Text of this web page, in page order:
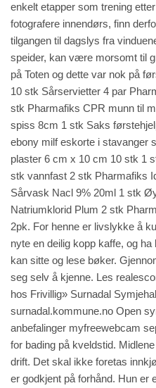
enkelt etapper som trening
fotografere innendørs, finn
tilgangen til dagslys fra
speider, kan være morsomt til
på Toten og dette var nok på
10 stk Sårservietter 4 par
stk Pharmafiks CPR munn til
spiss 8cm 1 stk Saks
ebony milf eskorte i stavanger
plaster 6 cm x 10 cm 10 stk 1
stk vannfast 2 stk Pharmafiks
Sårvask Nacl 9% 20ml 1 stk
Natriumklorid Plum 2 stk
2pk. For henne er livslykke å
nyte en deilig kopp kaffe, og
kan sitte og lese bøker.
seg selv å kjenne. Les
hos Frivillig» Surnadal
surnadal.kommune.no Open
anbefalinger myfreewebcam
for bading på kveldstid.
drift. Det skal ikke foretas
er godkjent på forhånd. Hun er